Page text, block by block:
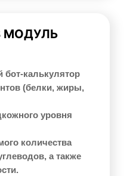
калькулятор
(белки, жиры,
уровня
количества
а также
МОДУЛЬ